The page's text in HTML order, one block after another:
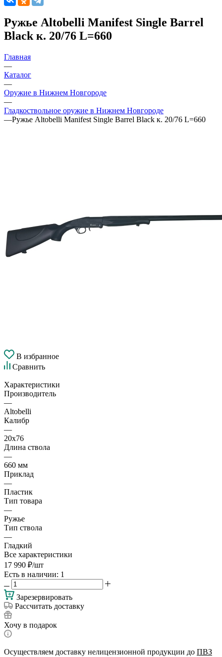
Ружье Altobelli Manifest Single Barrel
Black к. 20/76 L=660
Главная
—
Каталог
—
Оружие в Нижнем Новгороде
—
Гладкоствольное оружие в Нижнем Новгороде
—Ружье Altobelli Manifest Single Barrel Black к. 20/76 L=660
В избранное
Сравнить
Характеристики
Производитель
—
Altobelli
Калибр
—
20х76
Длина ствола
—
660 мм
Приклад
—
Пластик
Тип товара
—
Ружье
Тип ствола
—
Гладкий
Все характеристики
17 990 ₽/шт
Есть в наличии: 1
Зарезервировать
Рассчитать доставку
Хочу в подарок
Осуществляем доставку нелицензионной продукции до ПВЗ